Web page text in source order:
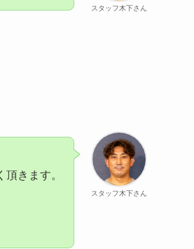
スタッフ木下さん
スタッフ木下さん
きます。